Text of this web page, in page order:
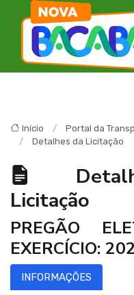
Início Portal da
Detalhes da Licitação
Licitação
PREGÃO
EXERCÍCIO:
INFORMAÇÕES